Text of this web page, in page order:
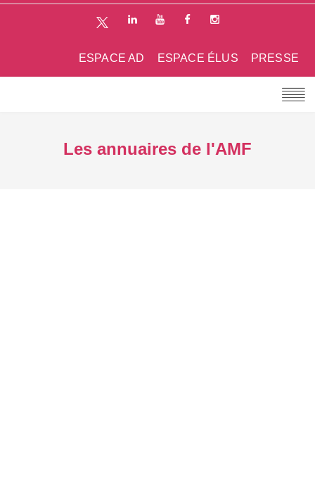
PRESSE
ESPACE ÉLUS
ESPACE AD
Les annuaires de l'AMF